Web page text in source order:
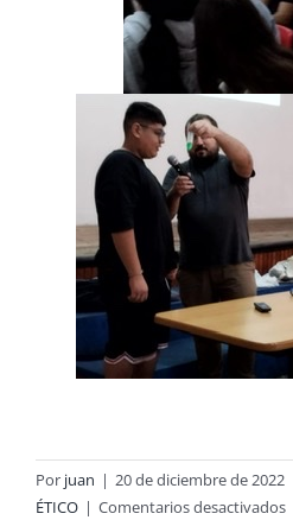
Por juan | 20 de diciembre de 2022
ÉTICO | Comentarios desactivadosen